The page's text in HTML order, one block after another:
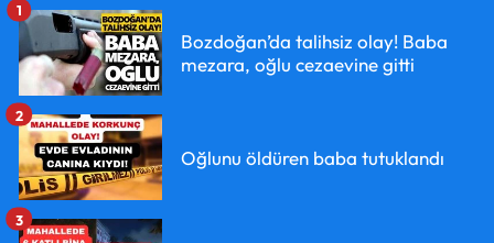
Bozdoğan’da talihsiz olay! Baba
mezara, oğlu cezaevine gitti
1
Oğlunu öldüren baba tutuklandı
2
3